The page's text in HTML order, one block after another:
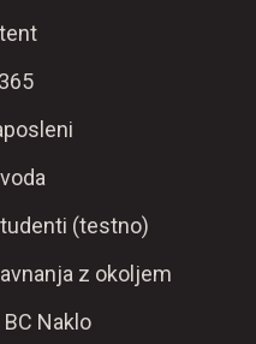
(testno)
z okoljem
Naklo